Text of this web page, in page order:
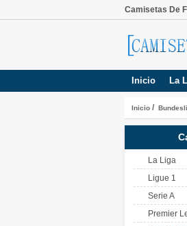
Camisetas De
Inicio La
Inicio /
La Liga
Ligue 1
Serie A
Premier